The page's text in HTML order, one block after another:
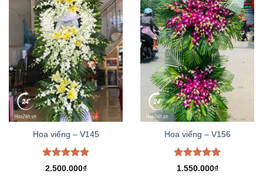
Hoa viếng – V145
Được xếp
2.500.000₫
Hoa viếng – V156
Được xếp
1.550.000₫